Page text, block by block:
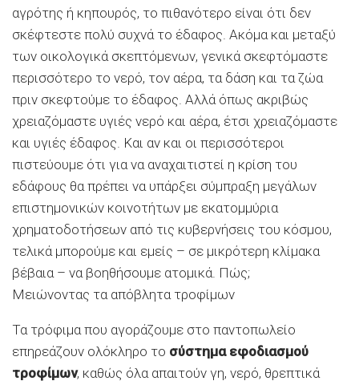
αγρότης ή κηπουρός, το πιθανότερο είναι ότι δεν
σκέφτεστε πολύ συχνά το έδαφος. Ακόμα και μεταξύ
των οικολογικά σκεπτόμενων, γενικά σκεφτόμαστε
περισσότερο το νερό, τον αέρα, τα δάση και τα ζώα
πριν σκεφτούμε το έδαφος. Αλλά όπως ακριβώς
χρειαζόμαστε υγιές νερό και αέρα, έτσι χρειαζόμαστε
και υγιές έδαφος. Και αν και οι περισσότεροι
πιστεύουμε ότι για να αναχαιτιστεί η κρίση του
εδάφους θα πρέπει να υπάρξει σύμπραξη μεγάλων
επιστημονικών κοινοτήτων με εκατομμύρια
χρηματοδοτήσεων από τις κυβερνήσεις του κόσμου,
τελικά μπορούμε και εμείς – σε μικρότερη κλίμακα
βέβαια – να βοηθήσουμε ατομικά. Πώς;
Μειώνοντας τα απόβλητα τροφίμων
Τα τρόφιμα που αγοράζουμε στο παντοπωλείο
επηρεάζουν ολόκληρο το σύστημα εφοδιασμού
τροφίμων, καθώς όλα απαιτούν γη, νερό, θρεπτικά